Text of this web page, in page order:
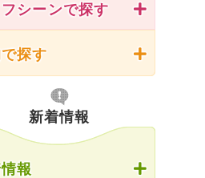
シーンで探す
探す
新着情報
報